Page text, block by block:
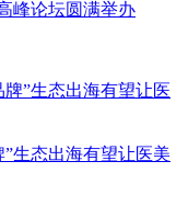
峰论坛圆满举办
生态出海有望让医美